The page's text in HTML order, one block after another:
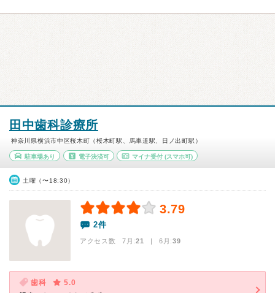
田中歯科診療所
神奈川県横浜市中区桜木町（桜木町駅、馬車道駅、日ノ出町駅）
駐車場あり 電子決済可 マイナ受付 (スマホ可)
土曜（〜18:30）
3.79
2件
アクセス数 7月:21 | 6月:39
歯科
5.0